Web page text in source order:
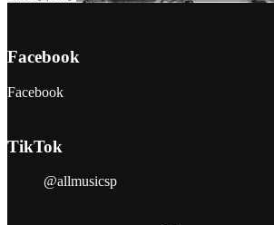
Facebook
Facebook
TikTok
@allmusicsp